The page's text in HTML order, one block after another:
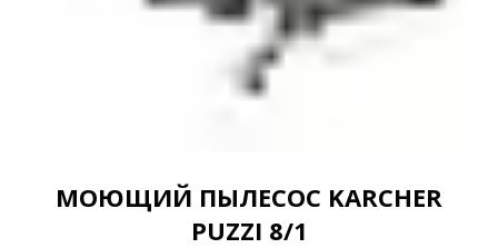
МОЮЩИЙ ПЫЛЕСОС KARCHER
PUZZI 8/1